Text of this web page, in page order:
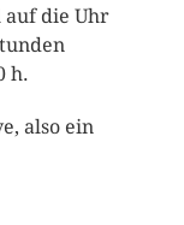
auf die Uhr
h.
also ein